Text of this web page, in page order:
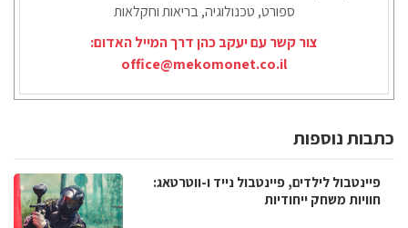
ספורט, טכנולוגיה, בריאות וחקלאות
צור קשר עם יעקב כהן דרך המייל האדום:
office@mekomonet.co.il
כתבות נוספות
פיינטבול לילדים, פיינטבול נייד ו-ווטרטאג:
חוויות משחק ייחודיות